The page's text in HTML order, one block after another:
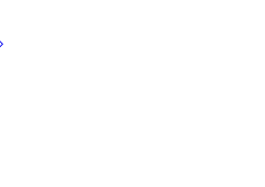
“U”
GIANNI RODARI